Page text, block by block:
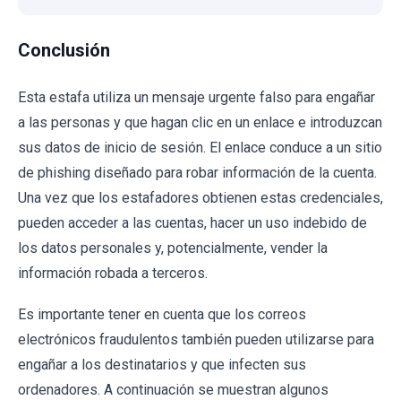
Conclusión
Esta estafa utiliza un mensaje urgente falso para engañar
a las personas y que hagan clic en un enlace e introduzcan
sus datos de inicio de sesión. El enlace conduce a un sitio
de phishing diseñado para robar información de la cuenta.
Una vez que los estafadores obtienen estas credenciales,
pueden acceder a las cuentas, hacer un uso indebido de
los datos personales y, potencialmente, vender la
información robada a terceros.
Es importante tener en cuenta que los correos
electrónicos fraudulentos también pueden utilizarse para
engañar a los destinatarios y que infecten sus
ordenadores. A continuación se muestran algunos